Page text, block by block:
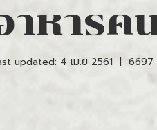
าหารค
updated: 4 เม.ย 2561 | 6697